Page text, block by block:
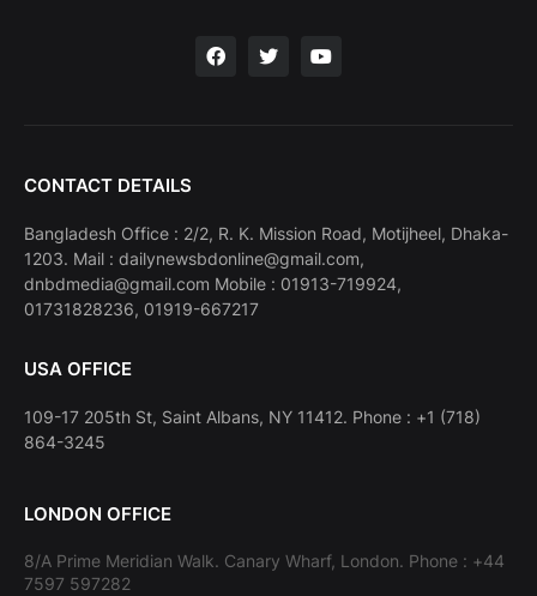
CONTACT DETAILS
Bangladesh Office : 2/2, R. K. Mission Road, Motijheel, Dhaka-
1203. Mail : dailynewsbdonline@gmail.com,
dnbdmedia@gmail.com Mobile : 01913-719924,
01731828236, 01919-667217
USA OFFICE
109-17 205th St, Saint Albans, NY 11412. Phone : +1 (718)
864-3245
LONDON OFFICE
8/A Prime Meridian Walk. Canary Wharf, London. Phone : +44
7597 597282